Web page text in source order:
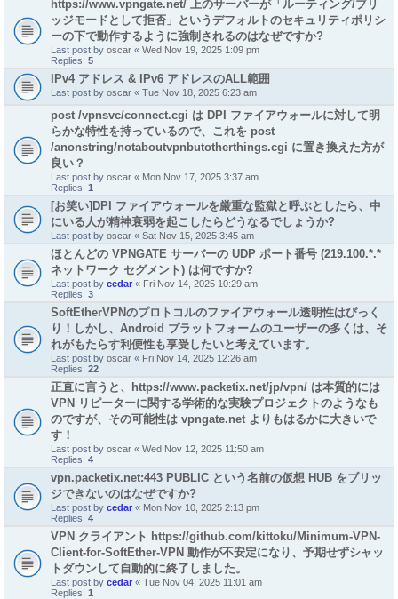
https://www.vpngate.net/ 上のサーバーが「ルーティング/ブリ
ッジモードとして拒否」というデフォルトのセキュリティポリシ
ーの下で動作するように強制されるのはなぜですか?
Last post by oscar « Wed Nov 19, 2025 1:09 pm
Replies: 5
IPv4 アドレス & IPv6 アドレスのALL範囲
Last post by oscar « Tue Nov 18, 2025 6:23 am
post /vpnsvc/connect.cgi は DPI ファイアウォールに対して明
らかな特性を持っているので、これを post
/anonstring/notaboutvpnbutotherthings.cgi に置き換えた方が
良い？
Last post by oscar « Mon Nov 17, 2025 3:37 am
Replies: 1
[お笑い]DPI ファイアウォールを厳重な監獄と呼ぶとしたら、中
にいる人が精神衰弱を起こしたらどうなるでしょうか?
Last post by oscar « Sat Nov 15, 2025 3:45 am
ほとんどの VPNGATE サーバーの UDP ポート番号 (219.100.*.*
ネットワーク セグメント) は何ですか?
Last post by cedar « Fri Nov 14, 2025 10:29 am
Replies: 3
SoftEtherVPNのプロトコルのファイアウォール透明性はびっく
り！しかし、Android プラットフォームのユーザーの多くは、そ
れがもたらす利便性も享受したいと考えています。
Last post by oscar « Fri Nov 14, 2025 12:26 am
Replies: 22
正直に言うと、https://www.packetix.net/jp/vpn/ は本質的には
VPN リピーターに関する学術的な実験プロジェクトのようなも
のですが、その可能性は vpngate.net よりもはるかに大きいで
す！
Last post by oscar « Wed Nov 12, 2025 11:50 am
Replies: 4
vpn.packetix.net:443 PUBLIC という名前の仮想 HUB をブリッ
ジできないのはなぜですか?
Last post by cedar « Mon Nov 10, 2025 2:13 pm
Replies: 4
VPN クライアント https://github.com/kittoku/Minimum-VPN-
Client-for-SoftEther-VPN 動作が不安定になり、予期せずシャッ
トダウンして自動的に終了しました。
Last post by cedar « Tue Nov 04, 2025 11:01 am
Replies: 1